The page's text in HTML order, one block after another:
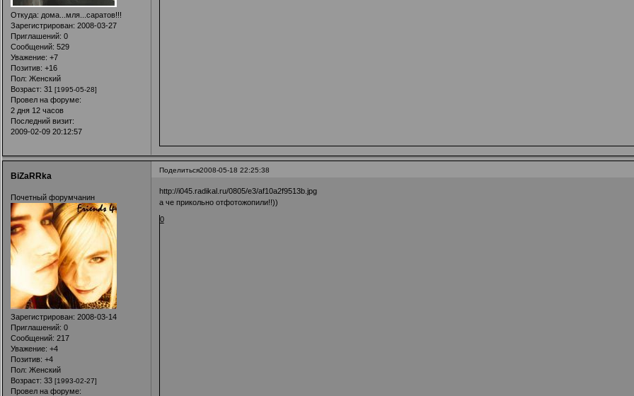
Откуда: дома...мля...саратов!!!
Зарегистрирован: 2008-03-27
Приглашений: 0
Сообщений: 529
Уважение: +7
Позитив: +16
Пол: Женский
Возраст: 31 [1995-05-28]
Провел на форуме:
2 дня 12 часов
Последний визит:
2009-02-09 20:12:57
Поделиться2008-05-18 22:25:38
BiZaRRka
Почетный форумчанин
Зарегистрирован: 2008-03-14
Приглашений: 0
Сообщений: 217
Уважение: +4
Позитив: +4
Пол: Женский
Возраст: 33 [1993-02-27]
Провел на форуме:
http://i045.radikal.ru/0805/e3/af10a2f9513b.jpg
а че прикольно отфотожопили!!))
0